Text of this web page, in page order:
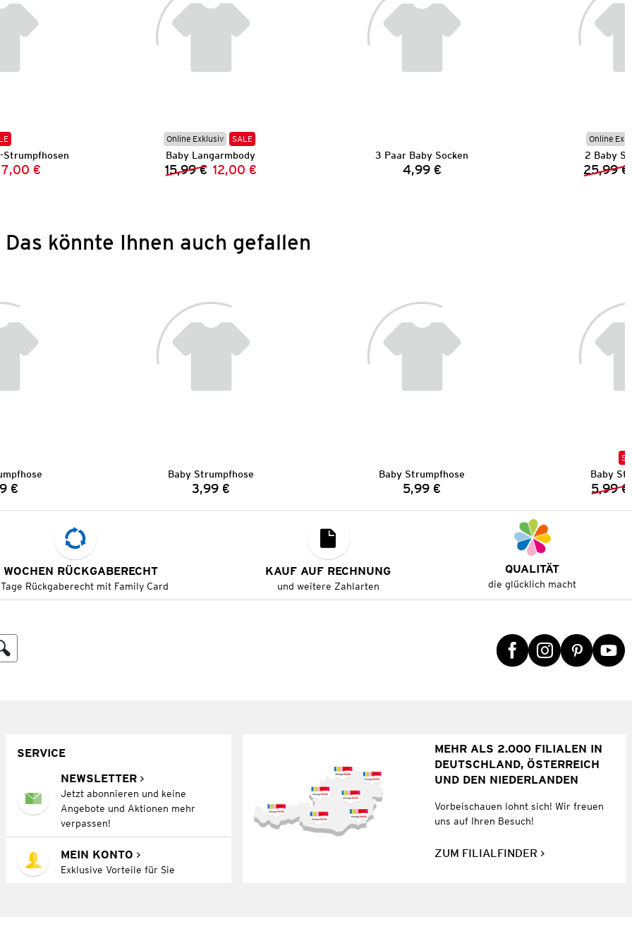
Preis:
Preis:
7,00 €
Online Exklusiv SALE
Baby Langarmbody
Vorheriger Preis:
15,99 € Neuer Preis:
12,00 €
3 Paar Baby Socken
Preis:
4,99 €
Online
2 Baby
25,99 €
Das könnte Ihnen auch gefallen
€
Baby Strumpfhose
Preis:
3,99 €
Baby Strumpfhose
Preis:
5,99 €
Baby
5,99 €
RÜCKGABERECHT
Rückgaberecht mit Family Card
KAUF AUF RECHNUNG
und weitere Zahlarten
QUALITÄT
die glücklich macht
SERVICE
NEWSLETTER
Jetzt abonnieren und keine
Angebote und Aktionen mehr
verpassen!
MEIN KONTO
Exklusive Vorteile für Sie
MEHR ALS 2.000 FILIALEN IN
DEUTSCHLAND, ÖSTERREICH
UND DEN NIEDERLANDEN
Vorbeischauen lohnt sich! Wir freuen
uns auf Ihren Besuch!
ZUM FILIALFINDER